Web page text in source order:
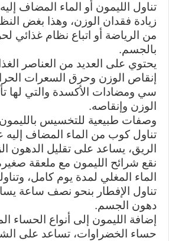
تناول الليمون أو الماء المضاف
زيادة فقدان الوزن، وهذا بغض
من الرياضة أو اتباع نظام غذائي
بالجسم.
يحتوي على العديد من العناصر
إنقاص الوزن وحرق السعرات
سي ومضادات الأكسدة والتي لها
الوزن وإنقاصه.
وصفات طبيعية للتخسيس
تناول كوب من الماء المضاف إليه
الريق، يساعد على تقليل الدهون
نقع شرائح الليمون مع ملعقة
الماء المغلي لمدة يوم كامل،
تناول الإفطار بنحو نصف ساعة
دهون الجسم.
إضافة الليمون إلى أنواع الحساء
حساء الخضراوات، تساعد على